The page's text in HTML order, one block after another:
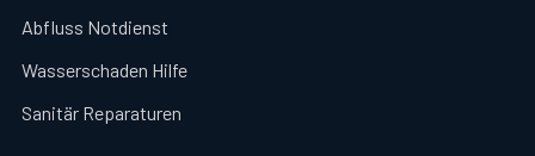
Abfluss Notdienst
Wasserschaden Hilfe
Sanitär Reparaturen